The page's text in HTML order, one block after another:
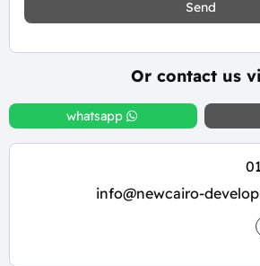
Send
Or contact us
whatsapp
info@newcairo-